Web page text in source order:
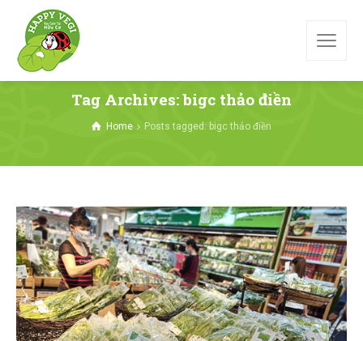
Tag Archives: bigc thảo điền
Home Posts tagged: bigc thảo điền